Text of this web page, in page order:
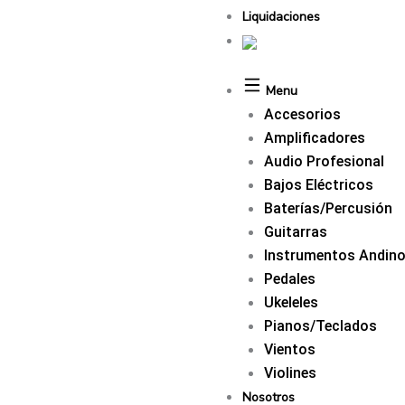
Liquidaciones
Menu
Accesorios
Amplificadores
Audio Profesional
Bajos Eléctricos
Baterías/Percusión
Guitarras
Instrumentos
Pedales
Ukeleles
Pianos/Teclados
Vientos
Violines
Nosotros